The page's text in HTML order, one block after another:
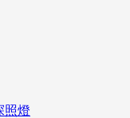
照燈